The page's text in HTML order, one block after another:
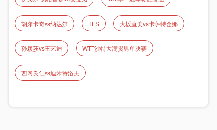
胡尔卡奇vs纳达尔 TES 大坂直美vs卡萨特金娜
孙颖莎vs王艺迪 WTT沙特大满贯男单决赛
西冈良仁vs迪米特洛夫